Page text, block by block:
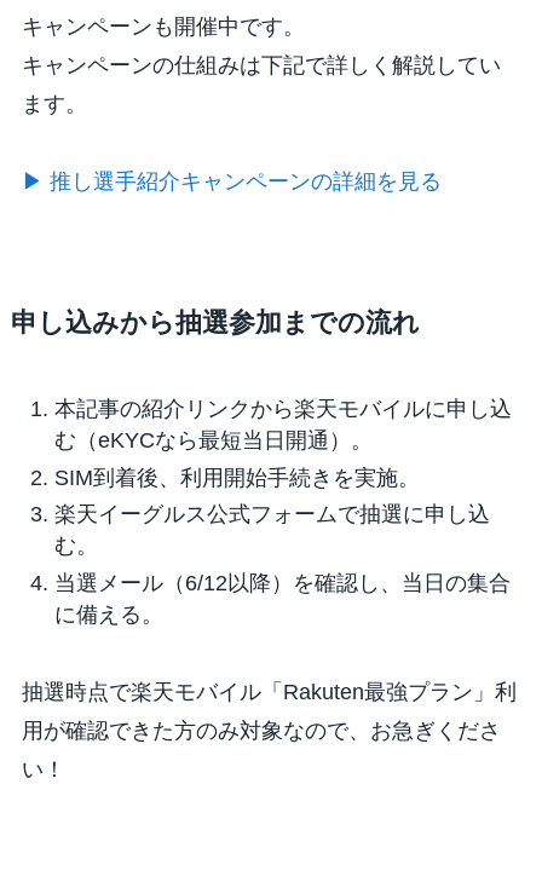
キャンペーンも開催中です。
キャンペーンの仕組みは下記で詳しく解説してい
ます。
▶ 推し選手紹介キャンペーンの詳細を見る
申し込みから抽選参加までの流れ
本記事の紹介リンクから楽天モバイルに申し込
む（eKYCなら最短当日開通）。
SIM到着後、利用開始手続きを実施。
楽天イーグルス公式フォームで抽選に申し込
む。
当選メール（6/12以降）を確認し、当日の集合
に備える。
抽選時点で楽天モバイル「Rakuten最強プラン」利
用が確認できた方のみ対象なので、お急ぎくださ
い！